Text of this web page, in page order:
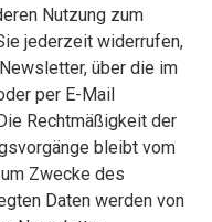
Nutzung zum
jederzeit widerrufen,
über die im
per E-Mail
Rechtmäßigkeit der
bleibt vom
Zwecke des
Daten werden von